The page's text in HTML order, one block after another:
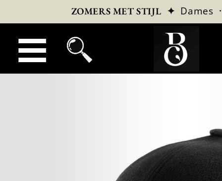
ZOMERS MET STIJL ✦ Dames